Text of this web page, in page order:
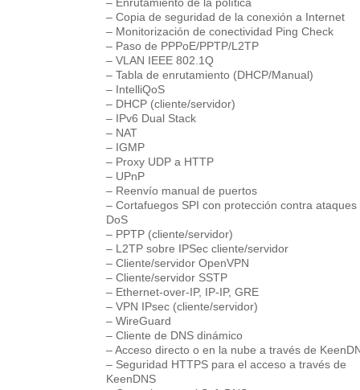
– Copia de seguridad de la conexión a Internet
– Monitorización de conectividad Ping Check
– Paso de PPPoE/PPTP/L2TP
– VLAN IEEE 802.1Q
– Tabla de enrutamiento (DHCP/Manual)
– IntelliQoS
– DHCP (cliente/servidor)
– IPv6 Dual Stack
– NAT
– IGMP
– Proxy UDP a HTTP
– UPnP
– Reenvío manual de puertos
– Cortafuegos SPI con protección contra ataques
DoS
– PPTP (cliente/servidor)
– L2TP sobre IPSec cliente/servidor
– Cliente/servidor OpenVPN
– Cliente/servidor SSTP
– Ethernet-over-IP, IP-IP, GRE
– VPN IPsec (cliente/servidor)
– WireGuard
– Cliente de DNS dinámico
– Acceso directo o en la nube a través de
– Seguridad HTTPS para el acceso a través de
KeenDNS